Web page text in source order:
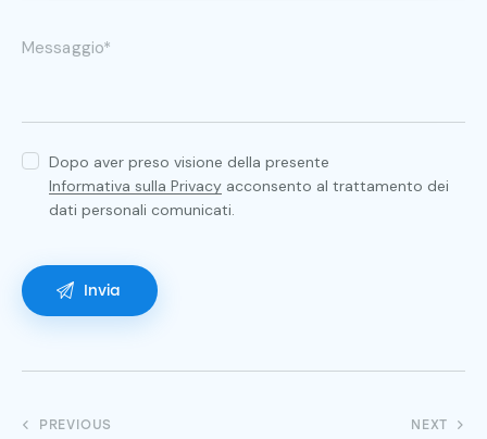
Dopo aver preso visione della presente
Informativa sulla Privacy acconsento al trattamento dei
dati personali comunicati.
PREVIOUS NEXT